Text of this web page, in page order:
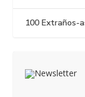
100 Extraños-